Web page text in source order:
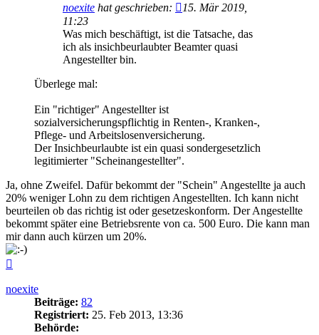
noexite hat geschrieben:
15. Mär 2019,
11:23
Was mich beschäftigt, ist die Tatsache, das
ich als insichbeurlaubter Beamter quasi
Angestellter bin.
Überlege mal:
Ein "richtiger" Angestellter ist
sozialversicherungspflichtig in Renten-, Kranken-,
Pflege- und Arbeitslosenversicherung.
Der Insichbeurlaubte ist ein quasi sondergesetzlich
legitimierter "Scheinangestellter".
Ja, ohne Zweifel. Dafür bekommt der "Schein" Angestellte ja auch
20% weniger Lohn zu dem richtigen Angestellten. Ich kann nicht
beurteilen ob das richtig ist oder gesetzeskonform. Der Angestellte
bekommt später eine Betriebsrente von ca. 500 Euro. Die kann man
mir dann auch kürzen um 20%.
noexite
Beiträge: 82
Registriert: 25. Feb 2013, 13:36
Behörde: